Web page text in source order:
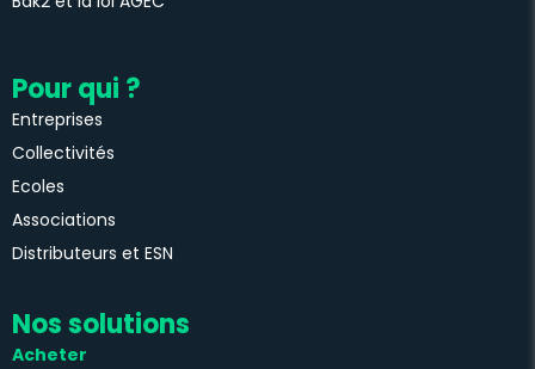
Pour qui ?
Entreprises
Collectivités
Ecoles
Associations
Distributeurs et ESN
Nos solutions
Acheter